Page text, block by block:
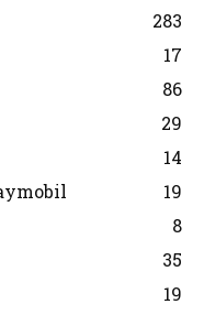
283
17
86
29
14
19
8
35
19